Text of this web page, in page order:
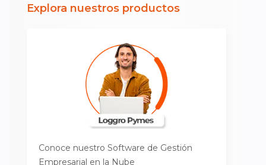
Explora nuestros productos
Conoce nuestro Software de Gestión
Empresarial en la Nube